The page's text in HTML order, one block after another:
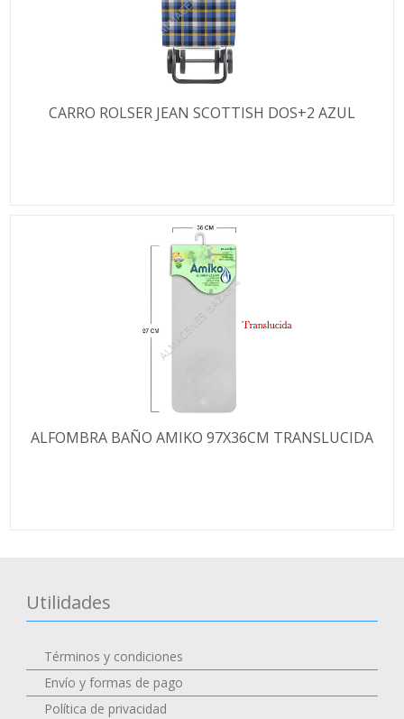
CARRO ROLSER JEAN SCOTTISH DOS+2 AZUL
ALFOMBRA BAÑO AMIKO 97X36CM TRANSLUCIDA
Utilidades
Términos y condiciones
Envío y formas de pago
Política de privacidad